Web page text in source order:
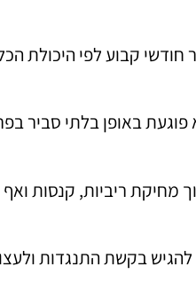
קבוע לפי היכולת
פוגעת באופן בלתי סביר
מחיקת ריביות, קנסות
בקשת התנגדות